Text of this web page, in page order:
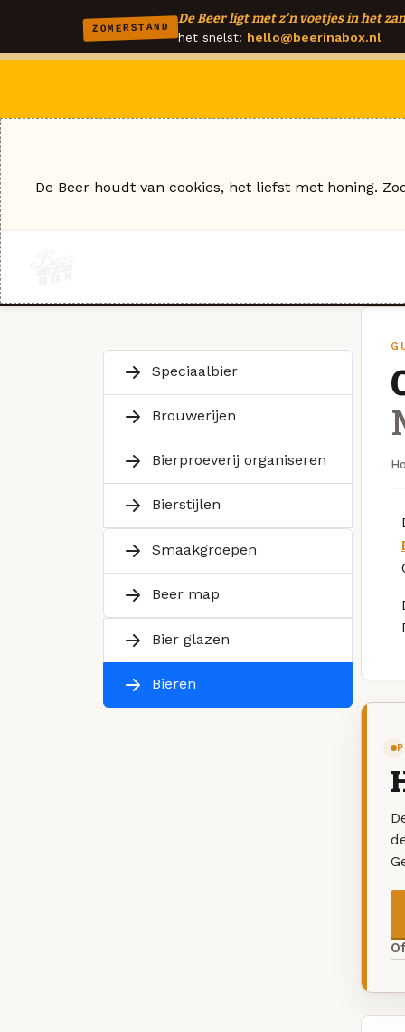
ZOMERSTAND
De Beer ligt met z'n voetjes in het
het snelst: hello@beerinabox.nl
Speciaalbier
Brouwerijen
Bierproeverij organiseren
Bierstijlen
Smaakgroepen
Beer map
Bier glazen
Bieren
De Beer houdt van cookies, het liefst met honing.